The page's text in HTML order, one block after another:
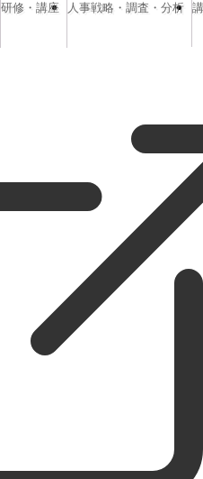
研修・講座 人事戦略・調査・分析